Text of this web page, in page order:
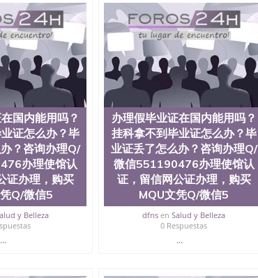
大学有毕业证QQ微信551190476办理国外毕业证价
办理国外文凭要交定金吗QQ微信551190476办国外可
信551190476学士学位证书查询机构QQ微信
办理学历认证QQ微信551190476海外文凭认证办理QQ
又译为“圣荷西州立大学”）成立于1857年，简
公立大学之一。位于圣何塞市San Jose中心，占地
大学，它以极高的就业率，全美名列前茅的毕业薪
《福克斯》杂志评选为全美50强公立综合性大学，
至今，这是一所在世界上享有学术地位、声誉、实
育质量的核心代表。其计算机系与会计系更是在当
其所处地域的世界硅谷中心得到工作机会。许多硅
的实习机会。无论是加州大学系统(UC)，还是加州
大学中的地理位置。 圣何塞州立大学座落于硅谷
重要科技中心。约有学生三万人，超过134种学士学
读。其有名的科系如计算机科学，电子工程学，工
；而各种大学部和研究所的商学课程也吸引了众多
1、收集客户办理信息； 2、客户付定金下单； 3、
客户确认； 5、电子图确认好转成品部做成品； 6、
（国内顺丰，国外DHL）。 三、真实网上可查的证
国内能用吗？
证怎么办？毕
？咨询办理Q/
办理使馆认
证办理，购买
Q/微信5
y Belleza
...
办理假毕业证在国内能用吗？
挂科拿不到毕业证怎么办？毕
业证丢了怎么办？咨询办理Q/
微信551190476办理使馆认
证，留信网公证办理，购买
MQU文凭Q/微信5
dfns enSalud y Belleza
0 Respuestas
...